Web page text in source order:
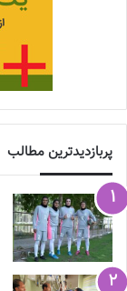
پربازدیدترین مطالب